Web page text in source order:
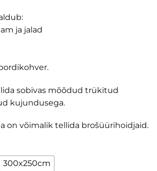
ja jalad
sobivas mõõdud trükitud
kujundusega.
on võimalik tellida brošüürihoidjaid.
300x250cm